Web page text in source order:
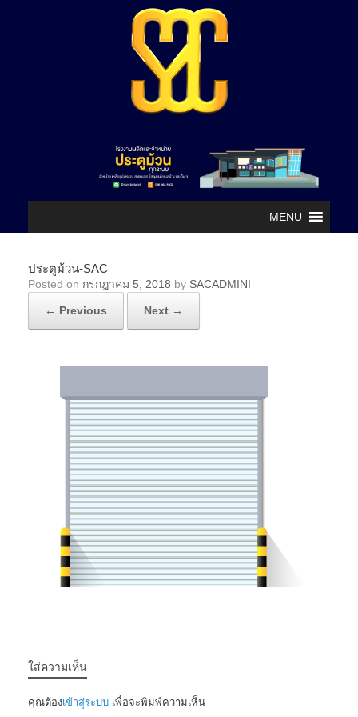
MENU
ประตูม้วน-SAC
Posted on กรกฎาคม 5, 2018 by SACADMINI
← Previous Next →
ใส่ความเห็น
คุณต้องเข้าสู่ระบบ เพื่อจะพิมพ์ความเห็น